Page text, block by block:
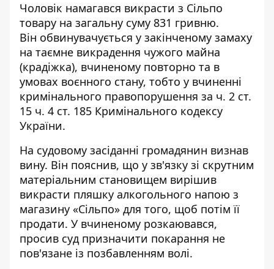
Чоловік намагався викрасти з Сільпо
товару на загальну суму 831 гривню.
Він обвинувачується у закінченому замаху
на таємне викрадення чужого майна
(крадіжка), вчиненому повторно та в
умовах воєнного стану, тобто у вчиненні
кримінального правопорушення за ч. 2 ст.
15 ч. 4 ст. 185 Кримінального кодексу
України.
На судовому засіданні громадянин визнав
вину. Він пояснив, що у зв'язку зі скрутним
матеріальним становищем вирішив
викрасти пляшку алкогольного напою з
магазину «Сільпо» для того, щоб потім її
продати. У вчиненому розкаювався,
просив суд призначити покарання не
пов'язане із позбавленням волі.